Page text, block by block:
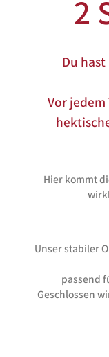
2
Du
Vor
Hier kommt
Unser stabiler
passend
Geschlossen